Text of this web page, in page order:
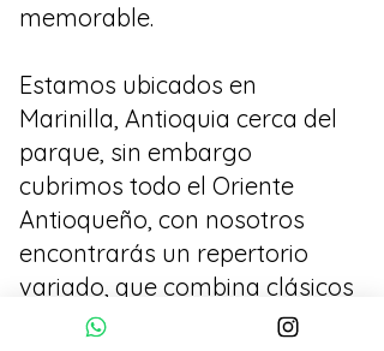
memorable.
Estamos ubicados en
Marinilla, Antioquia cerca del
parque, sin embargo
cubrimos todo el Oriente
Antioqueño, con nosotros
encontrarás un repertorio
variado, que combina clásicos
favoritos de Vicente